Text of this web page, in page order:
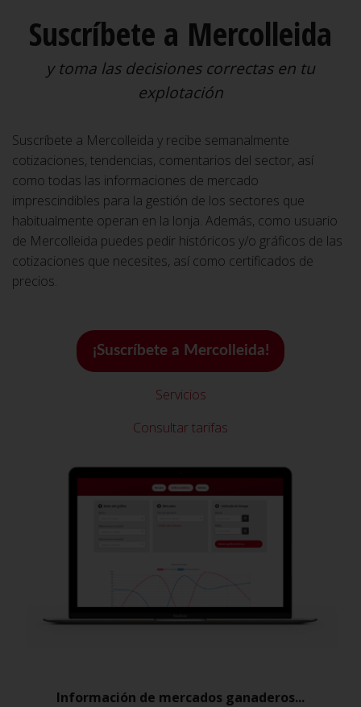
Suscríbete a Mercolleida
y toma las decisiones correctas en tu
explotación
Suscríbete a Mercolleida y recibe semanalmente
cotizaciones, tendencias, comentarios del sector, así
como todas las informaciones de mercado
imprescindibles para la gestión de los sectores que
habitualmente operan en la lonja. Además, como usuario
de Mercolleida puedes pedir históricos y/o gráficos de las
cotizaciones que necesites, así como certificados de
precios.
¡Suscríbete a Mercolleida!
Servicios
Consultar tarifas
Información de mercados ganaderos...